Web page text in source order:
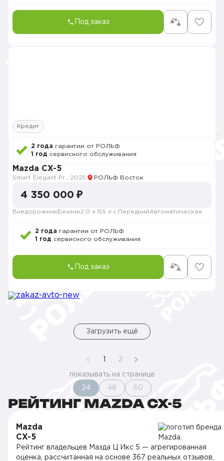
Под заказ
Кредит
2 года гарантии от РОЛЬФ
1 год сервисного обслуживания
Mazda CX-5
2025 РОЛЬФ Восток
4 350 000 ₽
Внедорожник Бензин2.0 л. 155 л.с. ПереднийАвтоматическая
2 года гарантии от РОЛЬФ
1 год сервисного обслуживания
Под заказ
Загрузить ещё
2
показывать на странице
24 48 60
РЕЙТИНГ MAZDA CX-5
Mazda
CX-5
Рейтинг владельцев Мазда Ц Икс 5 — агрегированная
оценка, рассчитанная на основе 367 реальных отзывов,